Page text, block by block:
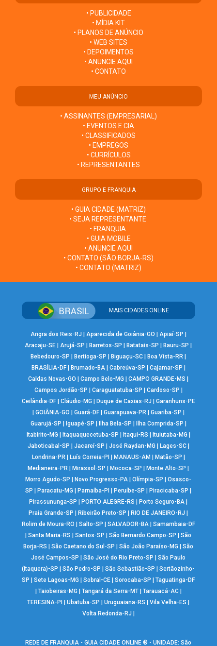
• PUBLICIDADE
• MÍDIA KIT
• PLANOS DE ANÚNCIO
• WEB SITES
• DEPOIMENTOS
• ANUNCIE AQUI
• CONTATO
MEU ANÚNCIO
• ASSINANTES (EMPRESARIAL)
• EVENTOS E CIA
• CLASSIFICADOS
• EMPREGOS
• CURRÍCULOS
• REPRESENTANTES
GRUPO E FRANQUIA
• GUIA CIDADE (MATRIZ)
• SEJA REPRESENTANTE
• FRANQUIA
• GUIA MOBILE
• ANUNCIE AQUI
• CONTATO (SÃO BORJA-RS)
• CONTATO (MATRIZ)
MAIS CIDADES ONLINE
Angra dos Reis-RJ | Aparecida de Goiânia-GO | Apiaí-SP |
Aracaju-SE | Arujá-SP |Barretos-SP |Batatais-SP |Bauru-SP |
Bebedouro-SP |Bertioga-SP |Biguaçu-SC |Boa Vista-RR |
BRASÍLIA-DF| Brumado-BA| Cabreúva-SP | Cajamar-SP |
Caldas Novas-GO |Campo Belo-MG |CAMPO GRANDE-MS |
Campos Jordão-SP | Caraguatatuba-SP | Cardoso-SP |
Ceilândia-DF| Cláudio-MG | Duque de Caxias-RJ | Garanhuns-PE
| GOIÂNIA-GO | Guará-DF| Guarapuava-PR | Guariba-SP |
Guarujá-SP | Iguapé-SP | Ilha Bela-SP | Ilha Comprida-SP |
Itabirito-MG | Itaquaquecetuba-SP | Itaqui-RS | Ituiutaba-MG |
Jaboticabal-SP | Jacareí-SP | José Raydan-MG | Lages-SC|
Londrina-PR | Luís Correia-PI | MANAUS-AM | Matão-SP |
Medianeira-PR |Mirassol-SP |Mococa-SP |Monte Alto-SP |
Morro Agudo-SP |Novo Progresso-PA |Olímpia-SP |Osasco-
SP |Paracatu-MG |Parnaíba-PI |Peruíbe-SP |Piracicaba-SP |
Pirassununga-SP |PORTO ALEGRE-RS |Porto Seguro-BA |
Praia Grande-SP |Ribeirão Preto-SP |RIO DE JANEIRO-RJ |
Rolim de Moura-RO | Salto-SP | SALVADOR-BA| Samambaia-DF
|Santa Maria-RS |Santos-SP |São Bernardo Campo-SP |São
Borja-RS |São Caetano do Sul-SP |São João Paraíso-MG |São
José Campos-SP |São José do Rio Preto-SP |São Paulo
(Itaquera)-SP |São Pedro-SP |São Sebastião-SP |Sertãozinho-
SP |Sete Lagoas-MG |Sobral-CE |Sorocaba-SP |Taguatinga-DF
| Taiobeiras-MG | Tangará da Serra-MT| Tarauacá-AC|
TERESINA-PI |Ubatuba-SP |Uruguaiana-RS |Vila Velha-ES |
Volta Redonda-RJ |
REDE DE FRANQUIA - GUIA CIDADE ONLINE ® - UNIDADE: São